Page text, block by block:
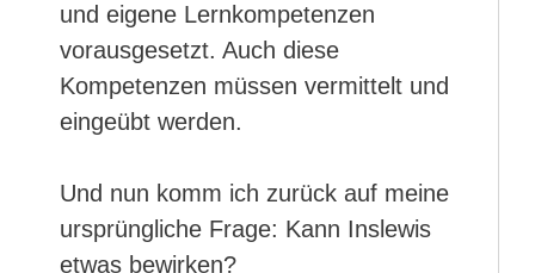
und eigene Lernkompetenzen
vorausgesetzt. Auch diese
Kompetenzen müssen vermittelt und
eingeübt werden.
Und nun komm ich zurück auf meine
ursprüngliche Frage: Kann Inslewis
etwas bewirken?